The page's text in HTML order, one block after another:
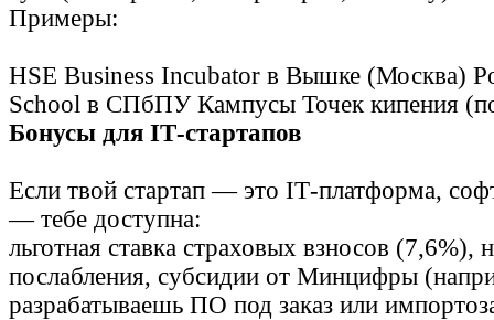
Примеры:
HSE Business Incubator в Вышке (Москва)
School в СПбПУ Кампусы Точек кипения
Бонусы для IT‑стартапов
Если твой стартап — это IT‑платформа,
— тебе доступна:
льготная ставка страховых взносов (7,6%),
послабления, субсидии от Минцифры
разрабатываешь ПО под заказ или